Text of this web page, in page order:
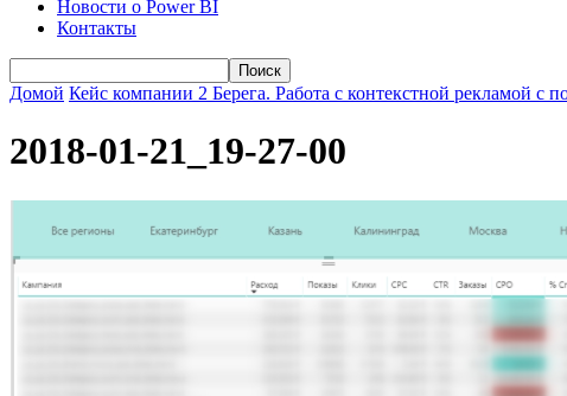
Новости о Power BI
Контакты
Домой Кейс компании 2 Берега. Работа с контекстной рекламой с
2018-01-21_19-27-00